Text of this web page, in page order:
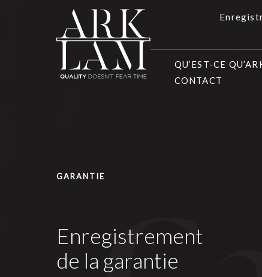
QU’EST-CE
CONTACT
GARANTIE
Enregistrement
de la garantie